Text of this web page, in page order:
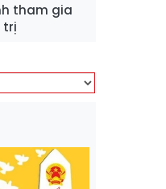
tham gia
trị